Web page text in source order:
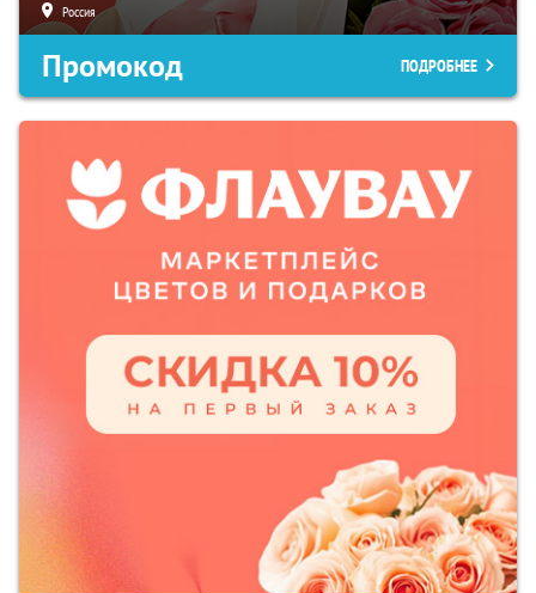
Россия
Промокод ПОДРОБНЕЕ